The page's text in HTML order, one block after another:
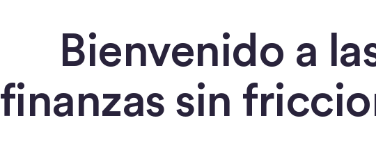
Bienvenido a
finanzas sin